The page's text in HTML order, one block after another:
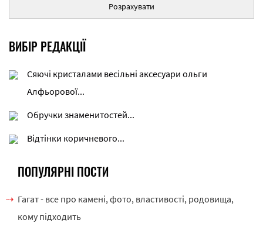
Розрахувати
ВИБІР РЕДАКЦІЇ
Сяючі кристалами весільні аксесуари ольги
Алфьорової...
Обручки знаменитостей...
Відтінки коричневого...
ПОПУЛЯРНІ ПОСТИ
Гагат - все про камені, фото, властивості, родовища,
кому підходить